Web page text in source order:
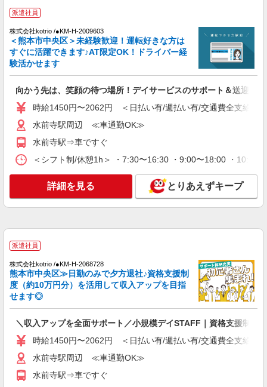
株式会社kotrio /●KM-H-2068629
熊本市中央区のデイサービス♪日勤のみ！残業
ゼロで趣味も満喫
時給1450円〜2062円 ＜日払い有/週払い有/交
キープ 詳細を見る
株式会社kotrio /●KM-H-2067471
いつもの家事がお仕事に！？少人数の福祉施設
時給1450円〜2062円 ＜日払い有/週払い有/交
通費全支給(ガソリン代含む)＞
派遣社員
株式会社kotrio /●KM-H-2092715
＜黒髪町駅＞障がい児童施設の新規STAFF★
時給1250円〜 ＜資格や経験に応じて決定/交
通費全支給(ガソリン代含む)＞
熊本市中央区
キープ
派遣社員
株式会社kotrio /●KM-H-2009603
＜熊本市中央区＞未経験歓迎！運転好きな方は
すぐに活躍できます♪AT限定OK！ドライバー経
験活かせます
向かう先は、笑顔の待つ場所！デイサービスのサポート＆送迎
時給1450円〜2062円 ＜日払い有/週払い有/交通費全支給(ガ
水前寺駅周辺 ≪車通勤OK≫
水前寺駅⇒車ですぐ
＜シフト制/休憩1h＞ ・7:30〜16:30 ・9:00〜18:00 ・
詳細を見る とりあえずキープ
派遣社員
株式会社kotrio /●KM-H-2068728
熊本市中央区≫日勤のみで夕方退社♪資格支援制
度（約10万円分）を活用して収入アップを目指
せます◎
＼収入アップを全面サポート／小規模デイSTAFF｜資格支援制度
時給1450円〜2062円 ＜日払い有/週払い有/交通費全支給(ガ
水前寺駅周辺 ≪車通勤OK≫
水前寺駅⇒車ですぐ